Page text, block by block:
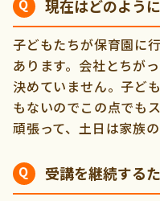
現在はどのよう
子どもたちが保育園に
あります。会社とちが
決めていません。子ど
もないのでこの点でも
頑張って、土日は家族
受講を継続する